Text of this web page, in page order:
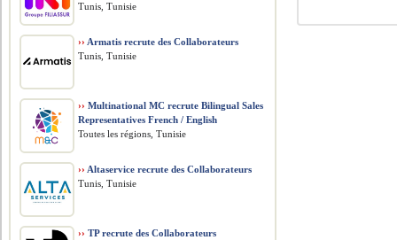
Tunis, Tunisie
›› Armatis recrute des Collaborateurs
Tunis, Tunisie
›› Multinational MC recrute Bilingual Sales
Representatives French / English
Toutes les régions, Tunisie
›› Altaservice recrute des Collaborateurs
Tunis, Tunisie
›› TP recrute des Collaborateurs